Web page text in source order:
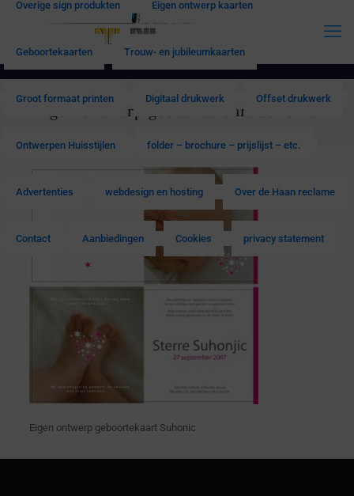
Overige sign produkten Eigen ontwerp kaarten
Geboortekaarten Trouw- en jubileumkaarten
Groot formaat printen Digitaal drukwerk Offset drukwerk
Ontwerpen Huisstijlen folder – brochure – prijslijst – etc.
Advertenties webdesign en hosting Over de Haan reclame
Contact Aanbiedingen Cookies privacy statement
Eigen ontwerp geboortekaart Suhonic
Eigen ontwerp geboortekaart Suhonic